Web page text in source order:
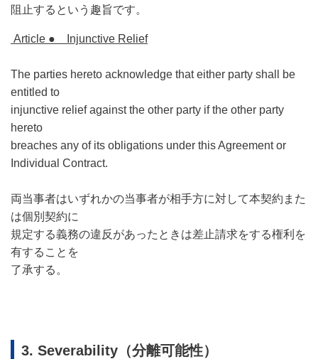
阻止するという趣旨です。
Article ● Injunctive Relief
The parties hereto acknowledge that either party shall be
entitled to
injunctive relief against the other party if the other party
hereto
breaches any of its obligations under this Agreement or
Individual Contract.
両当事者はいずれかの当事者が相手方に対して本契約また
は個別契約に
規定する義務の違反があったときは差止請求をする権利を
有することを
了承する。
3. Severability（分離可能性）